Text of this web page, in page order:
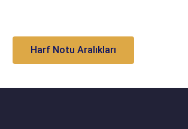
Harf Notu Aralıkları